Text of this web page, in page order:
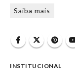
Saiba mais
INSTITUCIONAL